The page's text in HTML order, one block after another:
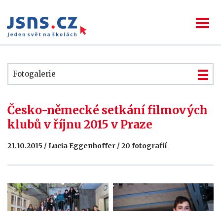
Fotogalerie
Česko-německé setkání filmových
klubů v říjnu 2015 v Praze
21.10.2015 / Lucia Eggenhoffer / 20 fotografií